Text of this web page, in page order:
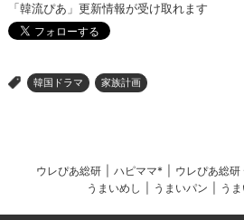
「韓流ぴあ」更新情報が受け取れます
> 韓国ドラマ 家族計画
ウレぴあ総研 ハピママ* ウレぴあ総
うまいめし
うまいパン う